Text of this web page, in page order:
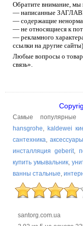
Обратите внимание, мы
— написанные
— содержащие
— не относящиеся к
— рекламного
ссылки на другие
Любые вопросы о
связь».
Самые популярные
hansgrohe, kaldewei
сантехника,
инсталляция geberit,
купить умывальник,
ванны стальные,
santorg.com.ua